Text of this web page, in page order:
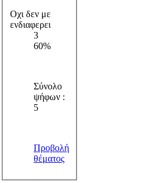
Οχι δεν με
ενδιαφερει
3
60%
Σύνολο
ψήφων :
5
Προβολή
θέματος